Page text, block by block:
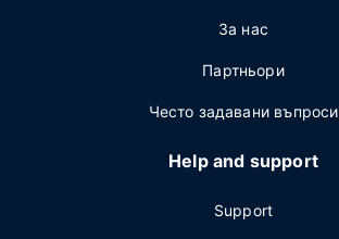
За нас
Партньори
Често задавани въпроси
Help and support
Support